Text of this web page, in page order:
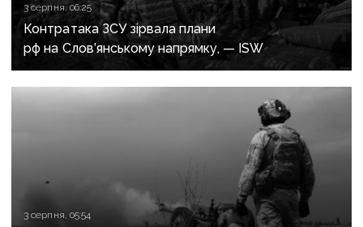
3 серпня, 06:25
Контратака ЗСУ зірвала плани
рф на Слов’янському напрямку, — ISW
3 серпня, 05:54